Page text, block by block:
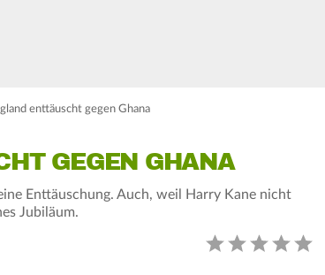
enttäuscht gegen Ghana
GEGEN GHANA
Enttäuschung. Auch, weil Harry Kane nicht
Jubiläum.